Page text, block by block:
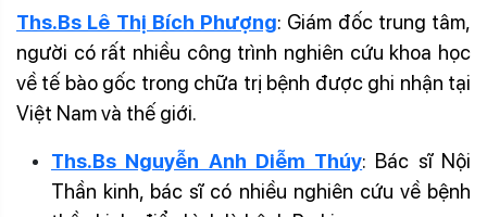
Ths.Bs Lê Thị Bích Phượng: Giám đốc trung tâm,
người có rất nhiều công trình nghiên cứu khoa học
về tế bào gốc trong chữa trị bệnh được ghi nhận tại
Việt Nam và thế giới.
Ths.Bs Nguyễn Anh Diễm Thúy: Bác sĩ Nội
Thần kinh, bác sĩ có nhiều nghiên cứu về bệnh